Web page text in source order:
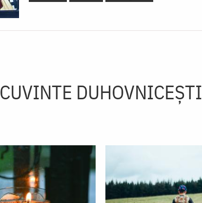
CUVINTE DUHOVNICEȘTI